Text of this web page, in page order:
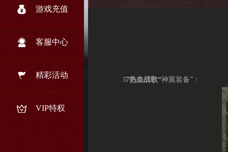
游戏充值
客服中心
精彩活动
VIP特权
37热血战歌“神翼装备”：